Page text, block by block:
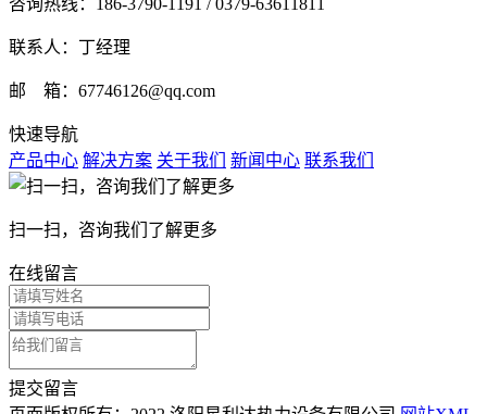
咨询热线：186-3790-1191 / 0379-63611811
联系人：丁经理
邮 箱：67746126@qq.com
快速导航
产品中心 解决方案 关于我们 新闻中心 联系我们
扫一扫，咨询我们了解更多
在线留言
提交留言